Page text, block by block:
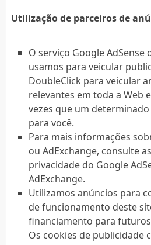
Utilização de parceiros de
O serviço Google AdSense
usamos para veicular
DoubleClick para veicular
relevantes em toda a Web
vezes que um
para você.
Para mais informações
ou AdExchange, consulte
privacidade do Google
AdExchange.
Utilizamos anúncios para
de funcionamento deste
financiamento para
Os cookies de publicidade